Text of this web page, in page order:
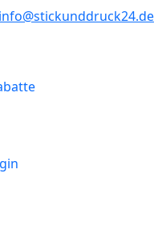
info@stickunddruck24.de